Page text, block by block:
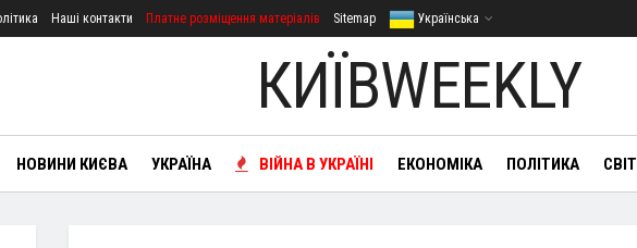
Наші контакти Платне розміщення матеріалів Sitemap Українська
КИЇВWEEKLY
НОВИНИ КИЄВА УКРАЇНА ВІЙНА В УКРАЇНІ ЕКОНОМІКА ПОЛІТИКА СВІТ